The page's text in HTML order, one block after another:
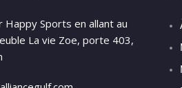
Happy Sports en allant au
La vie Zoe, porte 403,